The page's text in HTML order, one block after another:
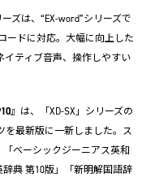
ズは、“EX-word”シリーズで
ードに対応。大幅に向上した
ティブ音声、操作しやすい
』は、「XD-SX」シリーズの
を最新版に一新しました。ス
「ベーシックジーニアス英和
典 第10版」「新明解国語辞